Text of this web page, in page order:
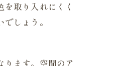
取り入れにくく
しょう。
ります。空間のア